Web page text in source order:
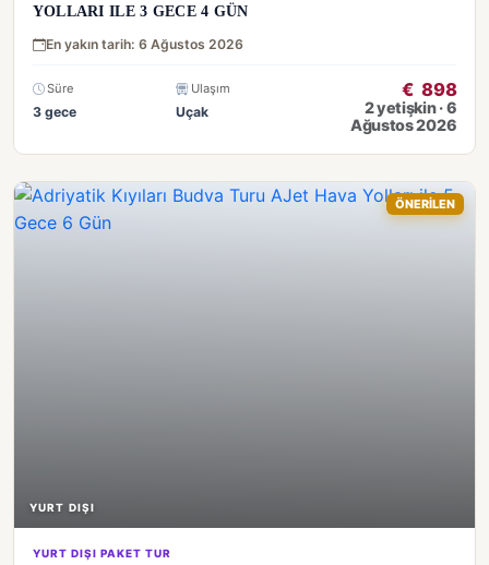
YOLLARI ILE 3 GECE 4 GÜN
En yakın tarih: 6 Ağustos 2026
Süre
3 gece
Ulaşım
Uçak
€ 898
2 yetişkin · 6
Ağustos 2026
YURT DIŞI
ÖNERİLEN
YURT DIŞI PAKET TUR